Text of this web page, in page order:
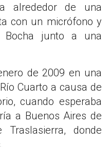
alrededor de una
con un micrófono y
Bocha junto a una
de 2009 en una
Cuarto a causa de
cuando esperaba
a Buenos Aires de
donde